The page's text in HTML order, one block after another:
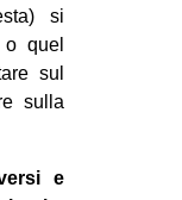
si
quel
sul
sulla
e